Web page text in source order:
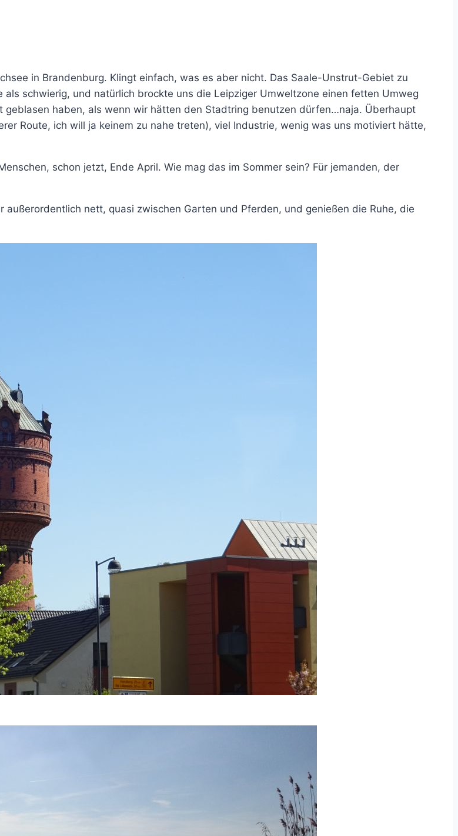
in Brandenburg. Klingt einfach, was es aber nicht. Das Saale-Unstrut-Gebiet zu
schwierig, und natürlich brockte uns die Leipziger Umweltzone einen fetten Umweg
haben, als wenn wir hätten den Stadtring benutzen dürfen…naja. Überhaupt
Route, ich will ja keinem zu nahe treten), viel Industrie, wenig was uns motiviert hätte,
schon jetzt, Ende April. Wie mag das im Sommer sein? Für jemanden, der
nett, quasi zwischen Garten und Pferden, und genießen die Ruhe, die